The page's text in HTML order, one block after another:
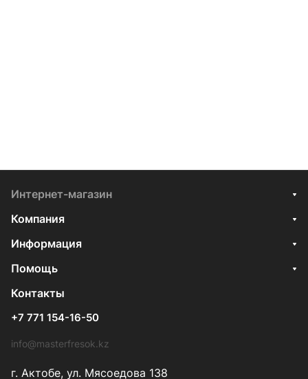
Интернет-магазин
Компания
Информация
Помощь
Контакты
+7 771 154-16-50
info@masterfresok.kz
г. Актобе, ул. Мясоедова 138